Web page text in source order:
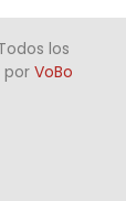
los
por VoBo